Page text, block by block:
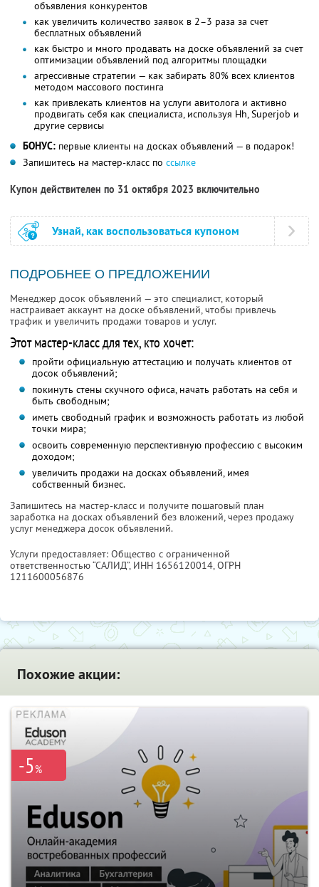
объявления конкурентов
как увеличить количество заявок в 2–3 раза за счет
бесплатных объявлений
как быстро и много продавать на доске объявлений за счет
оптимизации объявлений под алгоритмы площадки
агрессивные стратегии — как забирать 80% всех клиентов
методом массового постинга
как привлекать клиентов на услуги авитолога и активно
продвигать себя как специалиста, используя Hh, Superjob и
другие сервисы
БОНУС: первые клиенты на досках объявлений — в подарок!
Запишитесь на мастер-класс по ссылке
Купон действителен по 31 октября 2023 включительно
Узнай, как воспользоваться купоном
ПОДРОБНЕЕ О ПРЕДЛОЖЕНИИ
Менеджер досок объявлений — это специалист, который
настраивает аккаунт на доске объявлений, чтобы привлечь
трафик и увеличить продажи товаров и услуг.
Этот мастер-класс для тех, кто хочет:
пройти официальную аттестацию и получать клиентов от
досок объявлений;
покинуть стены скучного офиса, начать работать на себя и
быть свободным;
иметь свободный график и возможность работать из любой
точки мира;
освоить современную перспективную профессию с высоким
доходом;
увеличить продажи на досках объявлений, имея
собственный бизнес.
Запишитесь на мастер-класс и получите пошаговый план
заработка на досках объявлений без вложений, через продажу
услуг менеджера досок объявлений.
Услуги предоставляет: Общество с ограниченной
ответственностью “САЛИД”, ИНН 1656120014, ОГРН
1211600056876
Похожие акции:
-5%